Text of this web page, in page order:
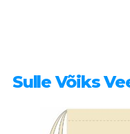
Sulle Võiks